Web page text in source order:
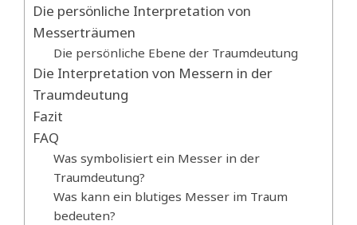
Die persönliche Interpretation von
Messerträumen
Die persönliche Ebene der Traumdeutung
Die Interpretation von Messern in der
Traumdeutung
Fazit
FAQ
Was symbolisiert ein Messer in der
Traumdeutung?
Was kann ein blutiges Messer im Traum
bedeuten?